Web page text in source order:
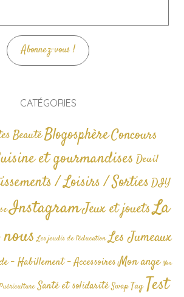
Abonnez-vous !
CATÉGORIES
BeautéBlogosphèreConcours
et gourmandises Deuil
/ Loisirs / SortiesDIY
InstagramJeux et jouetsLa
Les jeudis de l'éducation Les Jumeaux
- Habillement - AccessoiresMon ange Non
Santé et solidarité Swap TagTest